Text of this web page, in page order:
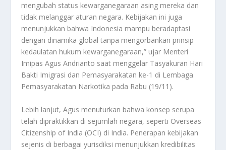
mengubah status kewarganegaraan asing mereka dan
tidak melanggar aturan negara. Kebijakan ini juga
menunjukkan bahwa Indonesia mampu beradaptasi
dengan dinamika global tanpa mengorbankan prinsip
kedaulatan hukum kewarganegaraan,” ujar Menteri
Imipas Agus Andrianto saat menggelar Tasyakuran Hari
Bakti Imigrasi dan Pemasyarakatan ke-1 di Lembaga
Pemasyarakatan Narkotika pada Rabu (19/11).
Lebih lanjut, Agus menuturkan bahwa konsep serupa
telah dipraktikkan di sejumlah negara, seperti Overseas
Citizenship of India (OCI) di India. Penerapan kebijakan
sejenis di berbagai yurisdiksi menunjukkan kredibilitas